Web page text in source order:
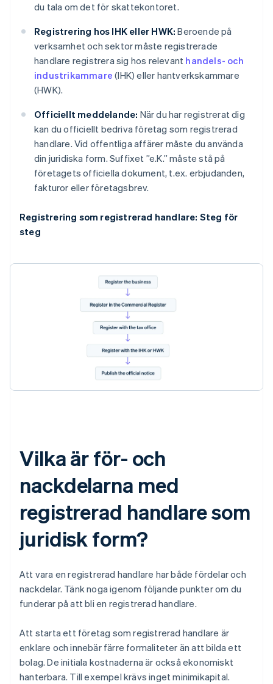
du tala om det för skattekontoret.
Registrering hos IHK eller HWK: Beroende på
verksamhet och sektor måste registrerade
handlare registrera sig hos relevant handels- och
industrikammare (IHK) eller hantverkskammare
(HWK).
Officiellt meddelande: När du har registrerat dig
kan du officiellt bedriva företag som registrerad
handlare. Vid offentliga affärer måste du använda
din juridiska form. Suffixet ”e.K.” måste stå på
företagets officiella dokument, t.ex. erbjudanden,
fakturor eller företagsbrev.
Registrering som registrerad handlare: Steg för
steg
Vilka är för- och
nackdelarna med
registrerad handlare som
juridisk form?
Att vara en registrerad handlare har både fördelar och
nackdelar. Tänk noga igenom följande punkter om du
funderar på att bli en registrerad handlare.
Att starta ett företag som registrerad handlare är
enklare och innebär färre formaliteter än att bilda ett
bolag. De initiala kostnaderna är också ekonomiskt
hanterbara. Till exempel krävs inget minimikapital.